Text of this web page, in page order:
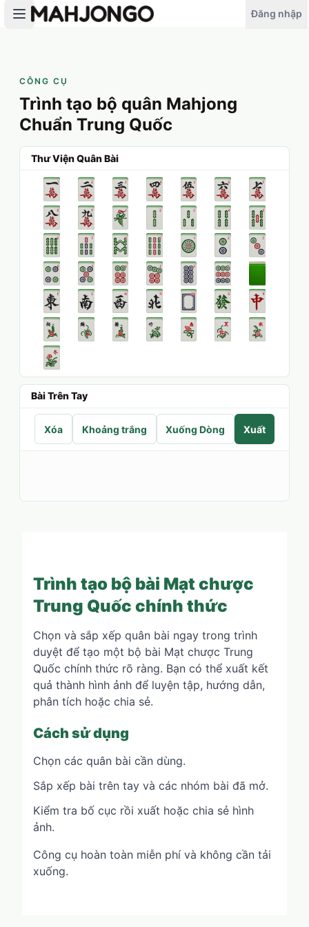
Đăng nhập
CÔNG CỤ
Trình tạo bộ quân Mahjong
Chuẩn Trung Quốc
Thư Viện Quân Bài
Bài Trên Tay
Xóa Khoảng trắng Xuống Dòng Xuất
Trình tạo bộ bài Mạt chược
Trung Quốc chính thức
Chọn và sắp xếp quân bài ngay trong trình
duyệt để tạo một bộ bài Mạt chược Trung
Quốc chính thức rõ ràng. Bạn có thể xuất kết
quả thành hình ảnh để luyện tập, hướng dẫn,
phân tích hoặc chia sẻ.
Cách sử dụng
Chọn các quân bài cần dùng.
Sắp xếp bài trên tay và các nhóm bài đã mở.
Kiểm tra bố cục rồi xuất hoặc chia sẻ hình
ảnh.
Công cụ hoàn toàn miễn phí và không cần tải
xuống.